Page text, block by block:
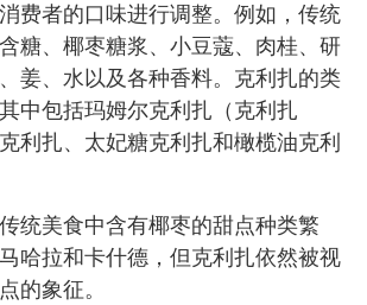
费者的口味进行调整。例如，传统
糖、椰枣糖浆、小豆蔻、肉桂、研
姜、水以及各种香料。克利扎的类
中包括玛姆尔克利扎（克利扎
利扎、太妃糖克利扎和橄榄油克利
统美食中含有椰枣的甜点种类繁
哈拉和卡什德，但克利扎依然被视
的象征。